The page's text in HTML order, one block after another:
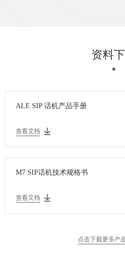
资料
ALE SIP 话机产品手册
查看文档
M7 SIP话机技术规格书
查看文档
点击下载更多产